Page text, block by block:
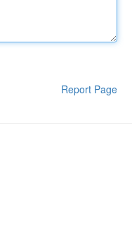
Report Page